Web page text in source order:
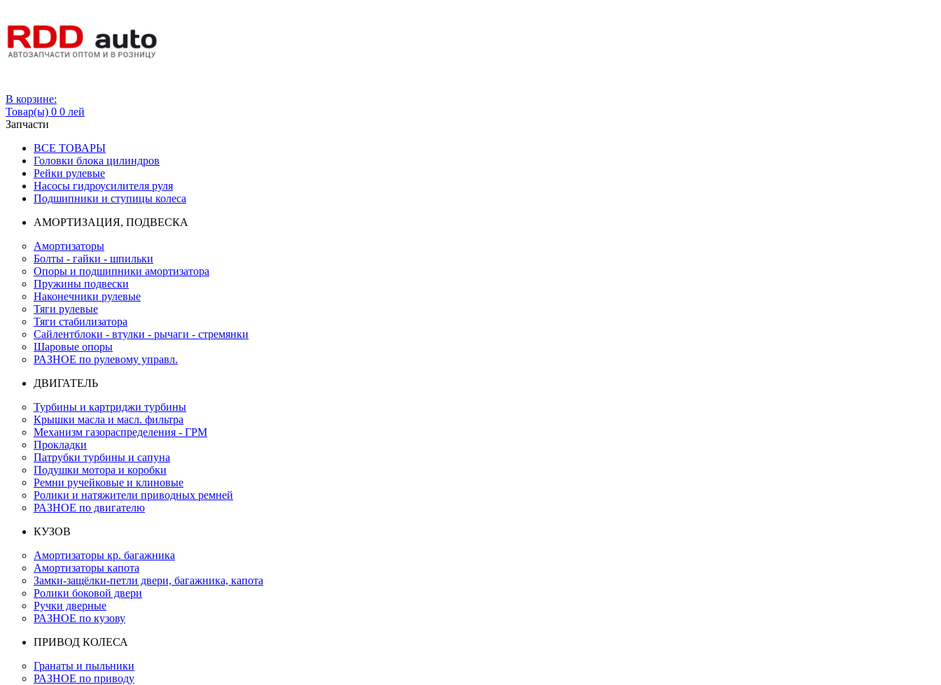
В корзине:
Товар(ы) 0 0 лей
Запчасти
ВСЕ ТОВАРЫ
Головки блока цилиндров
Рейки рулевые
Насосы гидроусилителя руля
Подшипники и ступицы колеса
АМОРТИЗАЦИЯ, ПОДВЕСКА
Амортизаторы
Болты - гайки - шпильки
Опоры и подшипники амортизатора
Пружины подвески
Наконечники рулевые
Тяги рулевые
Тяги стабилизатора
Сайлентблоки - втулки - рычаги - стремянки
Шаровые опоры
РАЗНОЕ по рулевому управл.
ДВИГАТЕЛЬ
Турбины и картриджи турбины
Крышки масла и масл. фильтра
Механизм газораспределения - ГРМ
Прокладки
Патрубки турбины и сапуна
Подушки мотора и коробки
Ремни ручейковые и клиновые
Ролики и натяжители приводных ремней
РАЗНОЕ по двигателю
КУЗОВ
Амортизаторы кр. багажника
Амортизаторы капота
Замки-защёлки-петли двери, багажника, капота
Ролики боковой двери
Ручки дверные
РАЗНОЕ по кузову
ПРИВОД КОЛЕСА
Гранаты и пыльники
РАЗНОЕ по приводу